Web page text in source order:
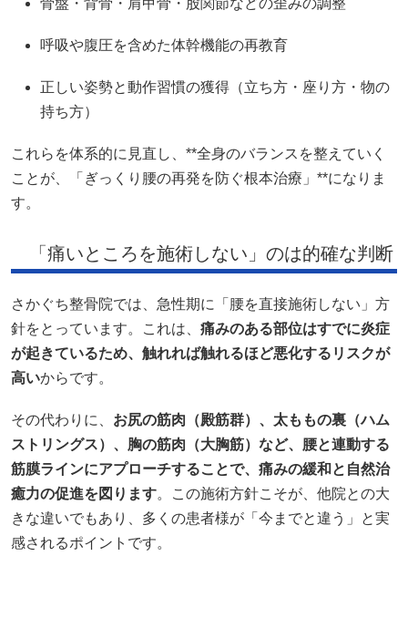
呼吸や腹圧を含めた体幹機能の再教育
正しい姿勢と動作習慣の獲得（立ち方・座り方・物の
持ち方）
これらを体系的に見直し、**全身のバランスを整えていく
ことが、「ぎっくり腰の再発を防ぐ根本治療」**になりま
す。
「痛いところを施術しない」のは的確な判断
さかぐち整骨院では、急性期に「腰を直接施術しない」方
針をとっています。これは、 痛みのある部位はすでに炎症
が起きているため、触れれば触れるほど悪化するリスクが
高いからです。
その代わりに、 お尻の筋肉（殿筋群）、太ももの裏（ハム
ストリングス）、胸の筋肉（大胸筋）など、腰と連動する
筋膜ラインにアプローチすることで、痛みの緩和と自然治
癒力の促進を図ります。この施術方針こそが、他院との大
きな違いでもあり、多くの患者様が「今までと違う」と実
感されるポイントです。